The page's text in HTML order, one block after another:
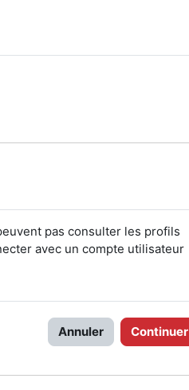
pas consulter les profils
avec un compte utilisateur
Annuler Continuer